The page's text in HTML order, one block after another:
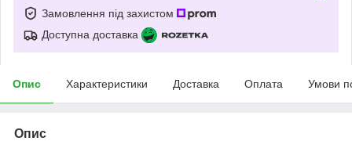
Замовлення під захистом
Доступна доставка
Опис Характеристики Доставка Оплата Умови
Опис